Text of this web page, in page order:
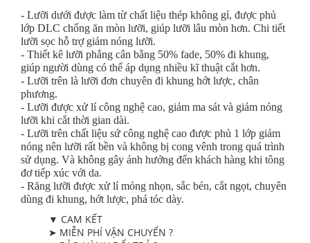
- Lưỡi dưới được làm từ chất liệu thép không gỉ, được phủ
lớp DLC chống ăn mòn lưỡi, giúp lưỡi lâu mòn hơn. Chi tiết
lưỡi sọc hỗ trợ giảm nóng lưỡi.
- Thiết kê lưỡi phẳng cân bằng 50% fade, 50% đi khung,
giúp người dùng có thể áp dụng nhiều kĩ thuật cắt hơn.
- Lưỡi trên là lưỡi đơn chuyên đi khung hớt lược, chân
phương.
- Lưỡi được xử lí công nghệ cao, giảm ma sát và giảm nóng
lưỡi khi cắt thời gian dài.
- Lưỡi trên chất liệu sứ công nghệ cao được phủ 1 lớp giảm
nóng nên lưỡi rất bền và không bị cong vênh trong quá trình
sử dụng. Và không gây ảnh hưởng đến khách hàng khi tông
đơ tiếp xúc với da.
- Răng lưỡi được xử lí mỏng nhọn, sắc bén, cắt ngọt, chuyên
dùng đi khung, hớt lược, phá tóc dày.
▼ CAM KẾT
➤ MIỄN PHÍ VẬN CHUYỂN ?